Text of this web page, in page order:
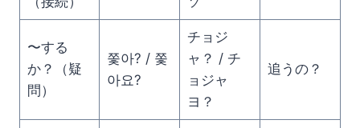
〜する
か？（疑
問）
쫓아? / 쫓
아요?
チョジ
ャ？ / チ
ョジャ
ヨ？
追うの？